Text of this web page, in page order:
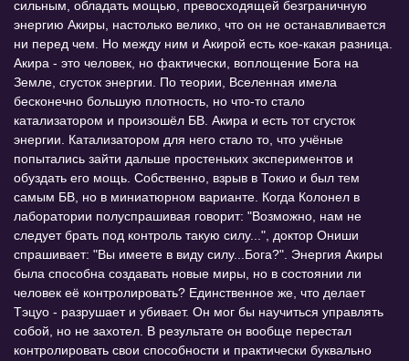
сильным, обладать мощью, превосходящей безграничную
энергию Акиры, настолько велико, что он не останавливается
ни перед чем. Но между ним и Акирой есть кое-какая разница.
Акира - это человек, но фактически, воплощение Бога на
Земле, сгусток энергии. По теории, Вселенная имела
бесконечно большую плотность, но что-то стало
катализатором и произошёл БВ. Акира и есть тот сгусток
энергии. Катализатором для него стало то, что учёные
попытались зайти дальше простеньких экспериментов и
обуздать его мощь. Собственно, взрыв в Токио и был тем
самым БВ, но в миниатюрном варианте. Когда Колонел в
лаборатории полуспрашивая говорит: "Возможно, нам не
следует брать под контроль такую силу...", доктор Ониши
спрашивает: "Вы имеете в виду силу...Бога?". Энергия Акиры
была способна создавать новые миры, но в состоянии ли
человек её контролировать? Единственное же, что делает
Тэцуо - разрушает и убивает. Он мог бы научиться управлять
собой, но не захотел. В результате он вообще перестал
контролировать свои способности и практически буквально